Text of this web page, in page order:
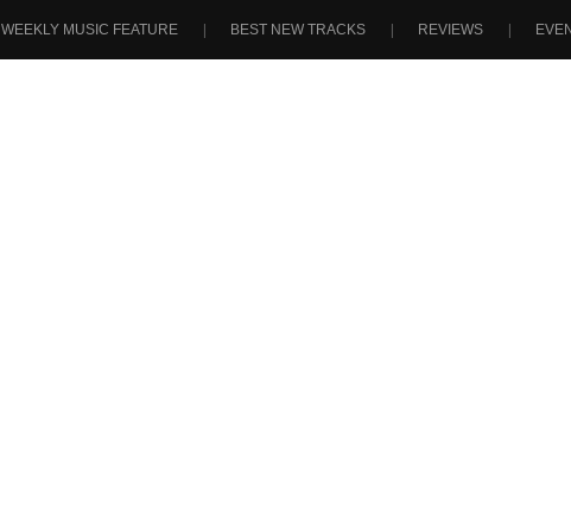
WEEKLY MUSIC FEATURE BEST NEW TRACKS REVIEWS